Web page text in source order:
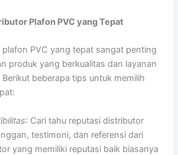
Plafon PVC yang Tepat
PVC yang tepat sangat penting
produk yang berkualitas dan layanan
beberapa tips untuk memilih
: Cari tahu reputasi distributor
testimoni, dan referensi dari
yang memiliki reputasi baik biasanya